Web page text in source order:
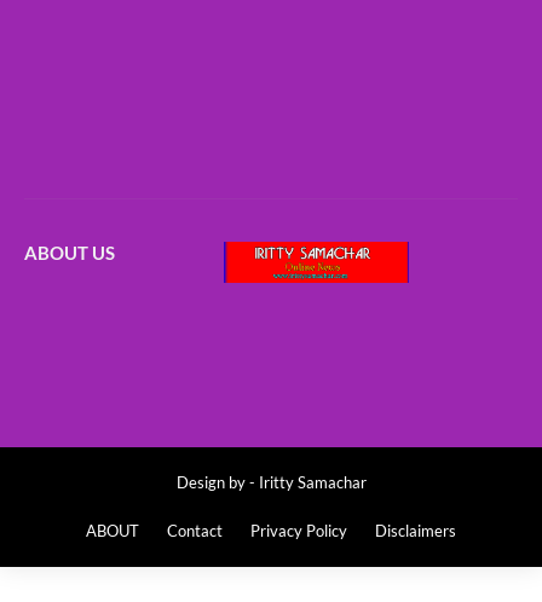
ABOUT US
Design by - Iritty Samachar
ABOUT Contact Privacy Policy Disclaimers